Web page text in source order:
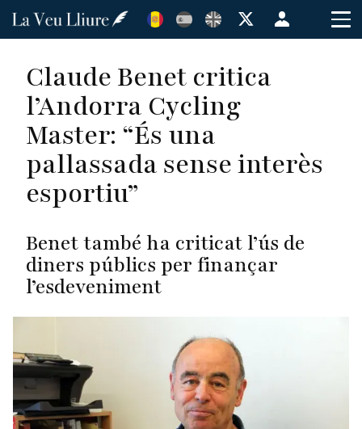
Vés
Menú
de
Claude Benet critica
l’Andorra Cycling
Master: “És una
pallassada sense interès
esportiu”
Benet també ha criticat l’ús de
diners públics per finançar
l’esdeveniment